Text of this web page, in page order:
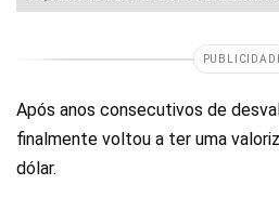
Após anos consecutivos de
finalmente voltou a ter uma
dólar.